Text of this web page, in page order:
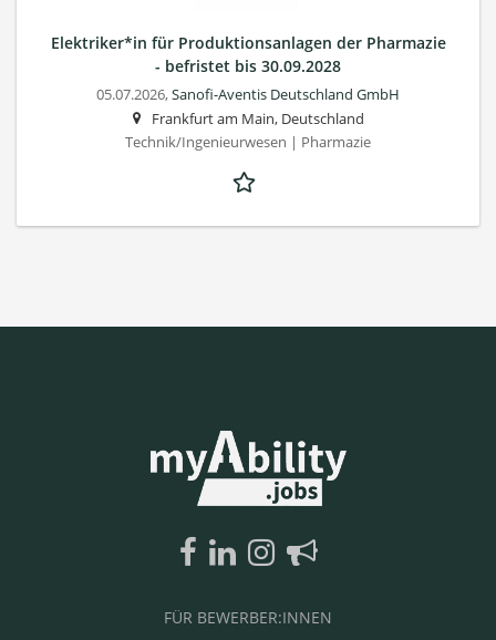
Elektriker*in für Produktionsanlagen der Pharmazie
- befristet bis 30.09.2028
05.07.2026,Sanofi-Aventis Deutschland GmbH
Frankfurt am Main, Deutschland
Technik/Ingenieurwesen | Pharmazie
FÜR BEWERBER:INNEN